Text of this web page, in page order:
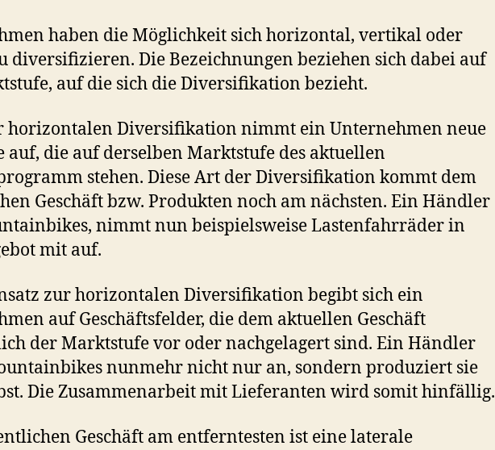
haben die Möglichkeit sich horizontal, vertikal oder
diversifizieren. Die Bezeichnungen beziehen sich dabei auf
auf die sich die Diversifikation bezieht.
horizontalen Diversifikation nimmt ein Unternehmen neue
auf, die auf derselben Marktstufe des aktuellen
stehen. Diese Art der Diversifikation kommt dem
Geschäft bzw. Produkten noch am nächsten. Ein Händler
nimmt nun beispielsweise Lastenfahrräder in
mit auf.
zur horizontalen Diversifikation begibt sich ein
auf Geschäftsfelder, die dem aktuellen Geschäft
der Marktstufe vor oder nachgelagert sind. Ein Händler
nunmehr nicht nur an, sondern produziert sie
Die Zusammenarbeit mit Lieferanten wird somit hinfällig.
Geschäft am entferntesten ist eine laterale